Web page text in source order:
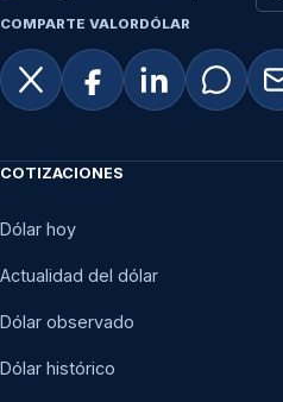
COMPARTE VALORDÓLAR
COTIZACIONES
Dólar hoy
Actualidad del dólar
Dólar observado
Dólar histórico